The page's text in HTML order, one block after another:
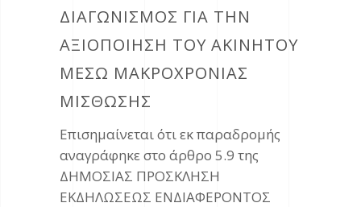
ΔΙΑΓΩΝΙΣΜΟΣ ΓΙΑ ΤΗΝ
AΞΙΟΠΟΙΗΣΗ ΤΟΥ ΑΚΙΝΗΤΟΥ
ΜΕΣΩ ΜΑΚΡΟΧΡΟΝΙΑΣ
ΜΙΣΘΩΣΗΣ
Επισημαίνεται ότι εκ παραδρομής
αναγράφηκε στο άρθρο 5.9 της
ΔΗΜΟΣΙΑΣ ΠΡΟΣΚΛΗΣΗ
ΕΚΔΗΛΩΣΕΩΣ ΕΝΔΙΑΦΕΡΟΝΤΟΣ